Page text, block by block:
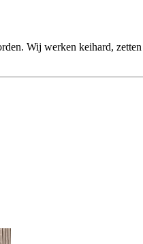
Wij werken keihard,